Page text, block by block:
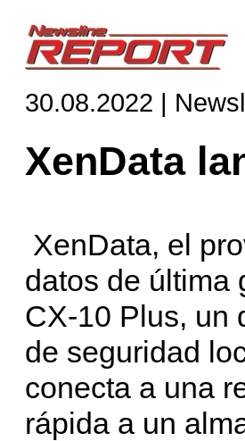
30.08.2022 |
XenData
XenData, el
datos de última
CX-10 Plus, un
de seguridad
conecta a una
rápida a un